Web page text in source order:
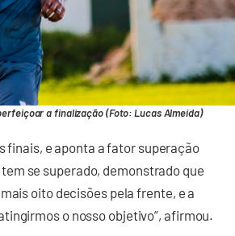
a finalização (Foto: Lucas Almeida)
finais, e aponta a fator superação
se superado, demonstrado que
oito decisões pela frente, e a
o nosso objetivo”, afirmou.